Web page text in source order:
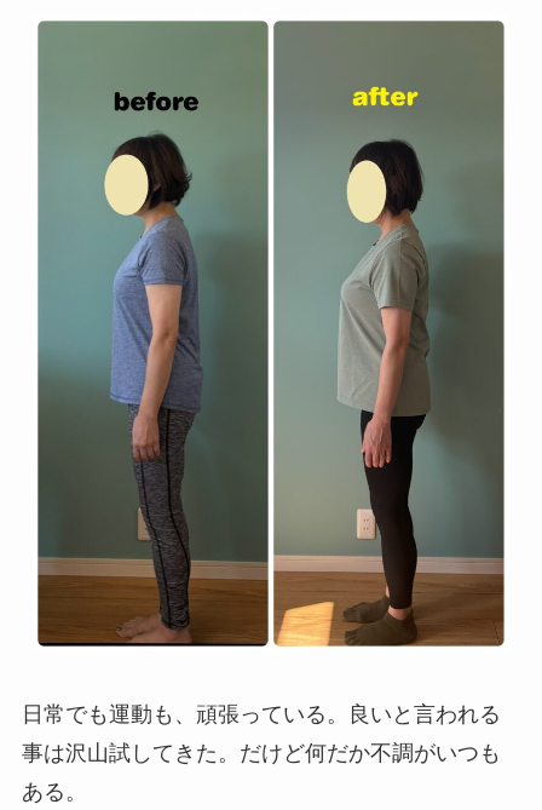
日常でも運動も、頑張っている。良いと言われる
事は沢山試してきた。だけど何だか不調がいつも
ある。